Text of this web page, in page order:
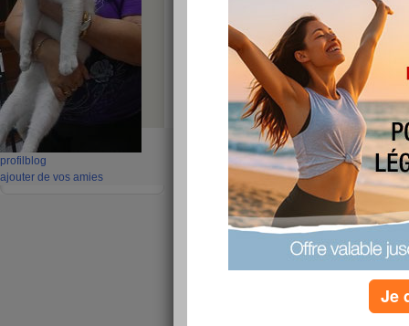
profil blog
ajouter de vos amies
cela fait longtemps que je ne suis passee ici.
eu un cancer de la peau en mars 2015 et
et repli sur moi. j'ai repris le boulot en mai
plusieurs mois a se resorber. je fais
clinique. je fais beaucoup de sport. j'essaye
quand on n'aime pas faire la cuisine. et vous
Je